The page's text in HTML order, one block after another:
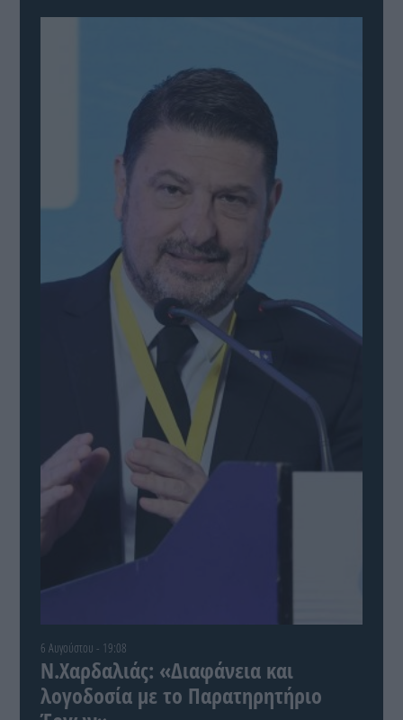
6 Αυγούστου - 19:08
Ν.Χαρδαλιάς: «Διαφάνεια και
λογοδοσία με το Παρατηρητήριο